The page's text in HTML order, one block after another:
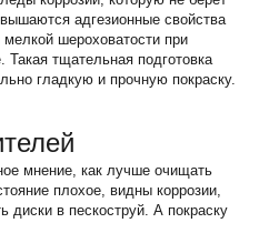
адгезионные свойства
шероховатости при
Такая тщательная подготовка
гладкую и прочную покраску.
мнение, как лучше очищать
плохое, видны коррозии,
диски в пескоструй. А покраску